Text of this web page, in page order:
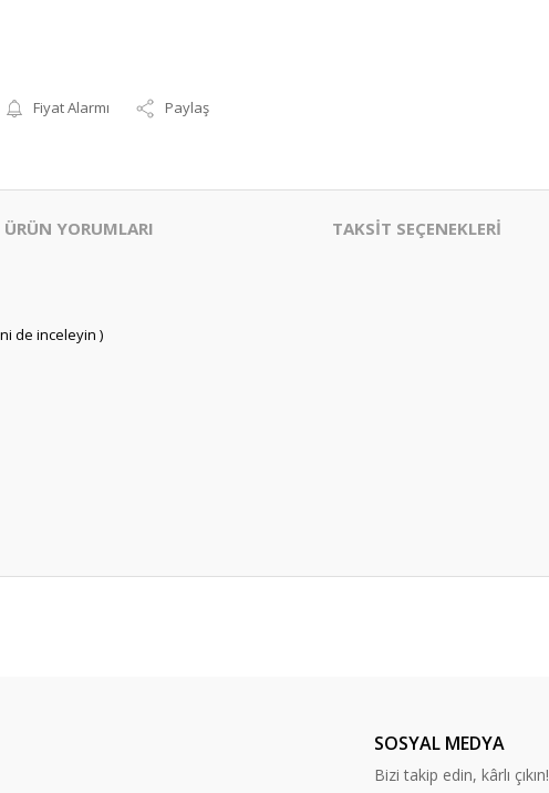
Fiyat Alarmı Paylaş
ÜRÜN YORUMLARI TAKSİT SEÇENEKLERİ
de inceleyin )
SOSYAL MEDYA
Bizi takip edin, kârlı çıkın!